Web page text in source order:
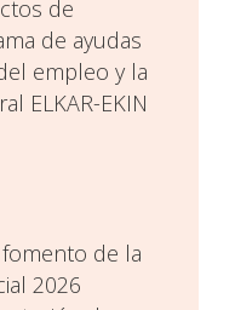
de
de ayudas
empleo y la
ELKAR-EKIN
de la
2026